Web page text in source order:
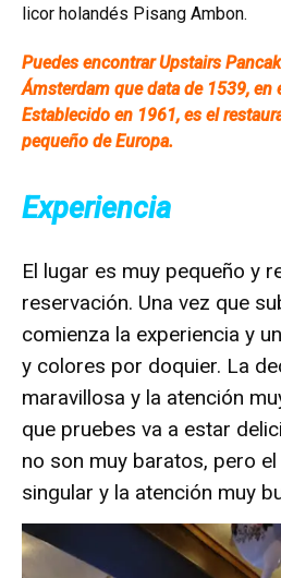
licor holandés Pisang Ambon.
Puedes encontrar Upstairs
Ámsterdam que data de 1539, en
Establecido en 1961, es el
pequeño de Europa.
Experiencia
El lugar es muy pequeño y
reservación. Una vez que
comienza la experiencia y
y colores por doquier. La
maravillosa y la atención
que pruebes va a estar
no son muy baratos, pero
singular y la atención muy